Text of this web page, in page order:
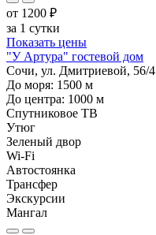
от 1200 ₽
за 1 сутки
Показать цены
"У Артура" гостевой дом
Сочи, ул. Дмитриевой, 56/4
До моря: 1500 м
До центра: 1000 м
Спутниковое ТВ
Утюг
Зеленый двор
Wi-Fi
Автостоянка
Трансфер
Экскурсии
Мангал